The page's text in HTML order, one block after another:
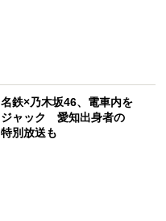
名鉄×乃木坂46、電車内を
ジャック 愛知出身者の
特別放送も